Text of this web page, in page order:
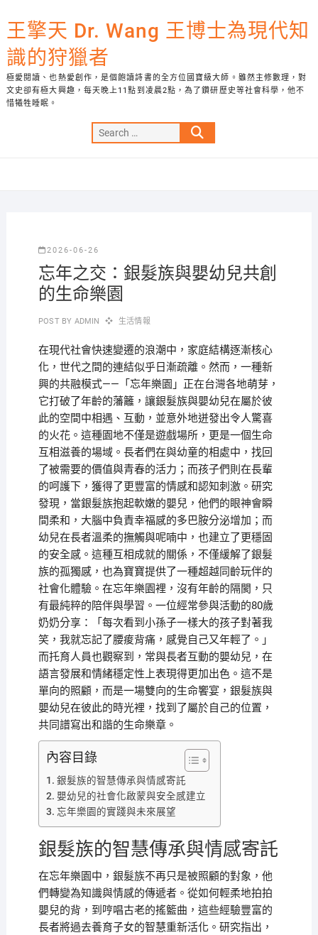
to
content
王擎天 Dr. Wang 王博士為現代知
識的狩獵者
極愛閱讀、也熱愛創作，是個飽讀詩書的全方位國寶級大師。雖然主修數理，對
文史卻有極大興趣，每天晚上11點到凌晨2點，為了鑽研歷史等社會科學，他不
惜犧牲睡眠。
Search
…
2026-06-26
忘年之交：銀髮族與嬰幼兒共創
的生命樂園
POST BY ADMIN 生活情報
在現代社會快速變遷的浪潮中，家庭結構逐漸核心
化，世代之間的連結似乎日漸疏離。然而，一種新
興的共融模式——「忘年樂園」正在台灣各地萌芽，
它打破了年齡的藩籬，讓銀髮族與嬰幼兒在屬於彼
此的空間中相遇、互動，並意外地迸發出令人驚喜
的火花。這種園地不僅是遊戲場所，更是一個生命
互相滋養的場域。長者們在與幼童的相處中，找回
了被需要的價值與青春的活力；而孩子們則在長輩
的呵護下，獲得了更豐富的情感和認知刺激。研究
發現，當銀髮族抱起軟嫩的嬰兒，他們的眼神會瞬
間柔和，大腦中負責幸福感的多巴胺分泌增加；而
幼兒在長者溫柔的撫觸與呢喃中，也建立了更穩固
的安全感。這種互相成就的關係，不僅緩解了銀髮
族的孤獨感，也為寶寶提供了一種超越同齡玩伴的
社會化體驗。在忘年樂園裡，沒有年齡的隔閡，只
有最純粹的陪伴與學習。一位經常參與活動的80歲
奶奶分享：「每次看到小孫子一樣大的孩子對著我
笑，我就忘記了腰痠背痛，感覺自己又年輕了。」
而托育人員也觀察到，常與長者互動的嬰幼兒，在
語言發展和情緒穩定性上表現得更加出色。這不是
單向的照顧，而是一場雙向的生命饗宴，銀髮族與
嬰幼兒在彼此的時光裡，找到了屬於自己的位置，
共同譜寫出和諧的生命樂章。
內容目錄
銀髮族的智慧傳承與情感寄託
嬰幼兒的社會化啟蒙與安全感建立
忘年樂園的實踐與未來展望
銀髮族的智慧傳承與情感寄託
在忘年樂園中，銀髮族不再只是被照顧的對象，他
們轉變為知識與情感的傳遞者。從如何輕柔地拍拍
嬰兒的背，到哼唱古老的搖籃曲，這些經驗豐富的
長者將過去養育子女的智慧重新活化。研究指出，